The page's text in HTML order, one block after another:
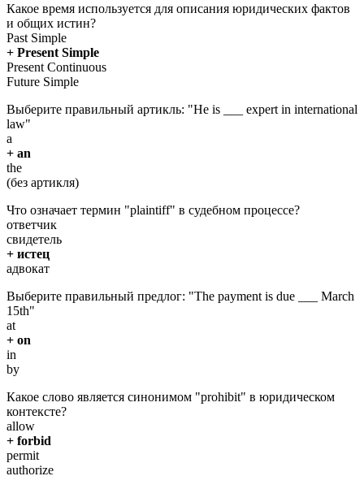
Какое время используется для описания юридических фактов
и общих истин?
Past Simple
+ Present Simple
Present Continuous
Future Simple
Выберите правильный артикль: "He is ___ expert in international
law"
a
+ an
the
(без артикля)
Что означает термин "plaintiff" в судебном процессе?
ответчик
свидетель
+ истец
адвокат
Выберите правильный предлог: "The payment is due ___ March
15th"
at
+ on
in
by
Какое слово является синонимом "prohibit" в юридическом
контексте?
allow
+ forbid
permit
authorize